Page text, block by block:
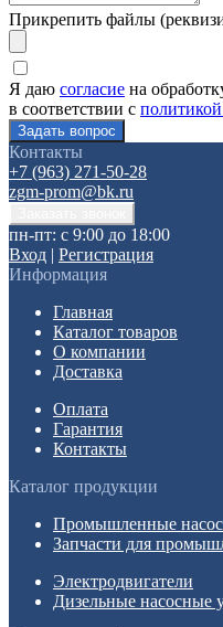
Прикрепить файлы
Я даю согласие на
в соответствии с
Контакты
+7 (963) 271-50-28
zgm-prom@bk.ru
пн-пт: с 9:00 до 18:00
Вход | Регистрация
Информация
Главная
Каталог товаров
О компании
Доставка
Оплата
Гарантия
Контакты
Каталог продукции
Промышленные
Запчасти для
Электродвигатели
Дизельные насосные